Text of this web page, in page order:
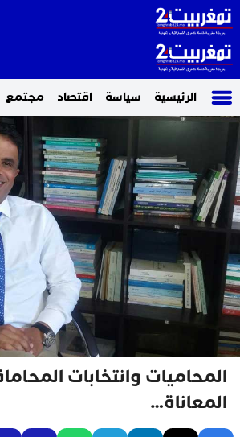
الرئيسية سياسة اقتصاد مجتمع
المحاميات وانتخابات
المعاناة…